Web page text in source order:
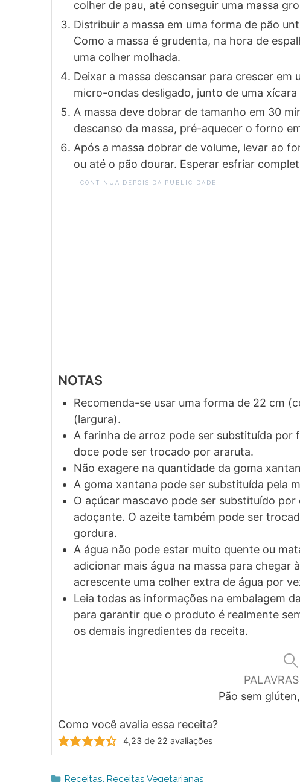
colher de pau, até conseguir uma massa
Distribuir a massa em uma forma de pão
Como a massa é grudenta, na hora de
uma colher molhada.
Deixar a massa descansar para crescer
micro-ondas desligado, junto de uma xícara
A massa deve dobrar de tamanho em 30
descanso da massa, pré-aquecer o forno
Após a massa dobrar de volume, levar ao
ou até o pão dourar. Esperar esfriar
CONTINUA DEPOIS DA PUBLICIDADE
NOTAS
Recomenda-se usar uma forma de 22 cm
(largura).
A farinha de arroz pode ser substituída por
doce pode ser trocado por araruta.
Não exagere na quantidade da goma
A goma xantana pode ser substituída pela
O açúcar mascavo pode ser substituído
adoçante. O azeite também pode ser
gordura.
A água não pode estar muito quente ou
adicionar mais água na massa para chegar
acrescente uma colher extra de água por
Leia todas as informações na embalagem
para garantir que o produto é realmente
os demais ingredientes da receita.
Pão sem
Como você avalia essa receita?
4,23 de 22 avaliações
Categorias
Receitas, Receitas Vegetarianas